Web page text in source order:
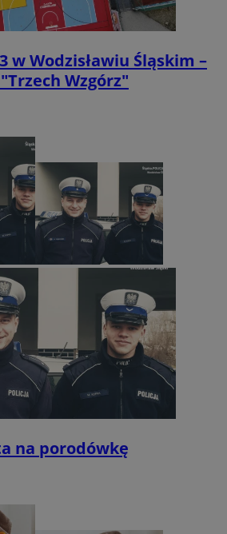
w Wodzisławiu Śląskim –
Wzgórz"
na porodówkę